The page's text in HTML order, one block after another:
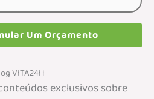
Um Orçamento
VITA24H
exclusivos sobre